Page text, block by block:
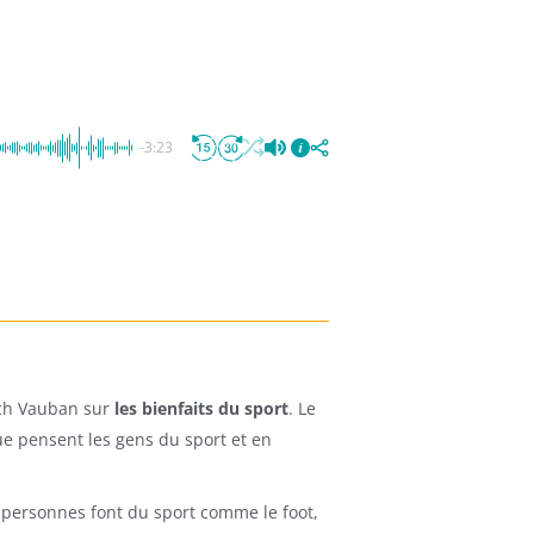
-3:23
Vauban sur les bienfaits du sport. Le
pensent les gens du sport et en
font du sport comme le foot,